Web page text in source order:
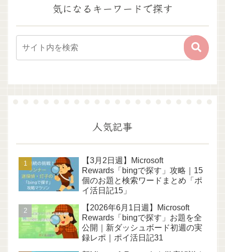
気になるキーワードで探す
人気記事
【3月2日週】Microsoft
Rewards「bingで探す」攻略｜15
個のお題と検索ワードまとめ「ポ
イ活日記15」
【2026年6月1日週】Microsoft
Rewards「bingで探す」お題を全
公開｜新ダッシュボード初週の実
録レポ｜ポイ活日記31